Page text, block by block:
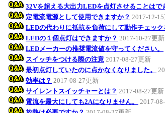
32Vを超える大出力LEDを点灯させることはで
定電流電源として使用できますか？ 2017-12-
LEDの代わりに抵抗を負荷にして動作チェック
LEDの１個点灯はできますか？ 2017-10-27更新
LEDメーカーの推奨電流値を守ってください。
スイッチをつける際の注意 2017-08-27更新
最初点灯していたのに点かなくなりました。
効率は？ 2017-08-27更新
サイレントスイッチャーとは？ 2017-08-27更新
電流を最大にしても2Aになりません。
2017-